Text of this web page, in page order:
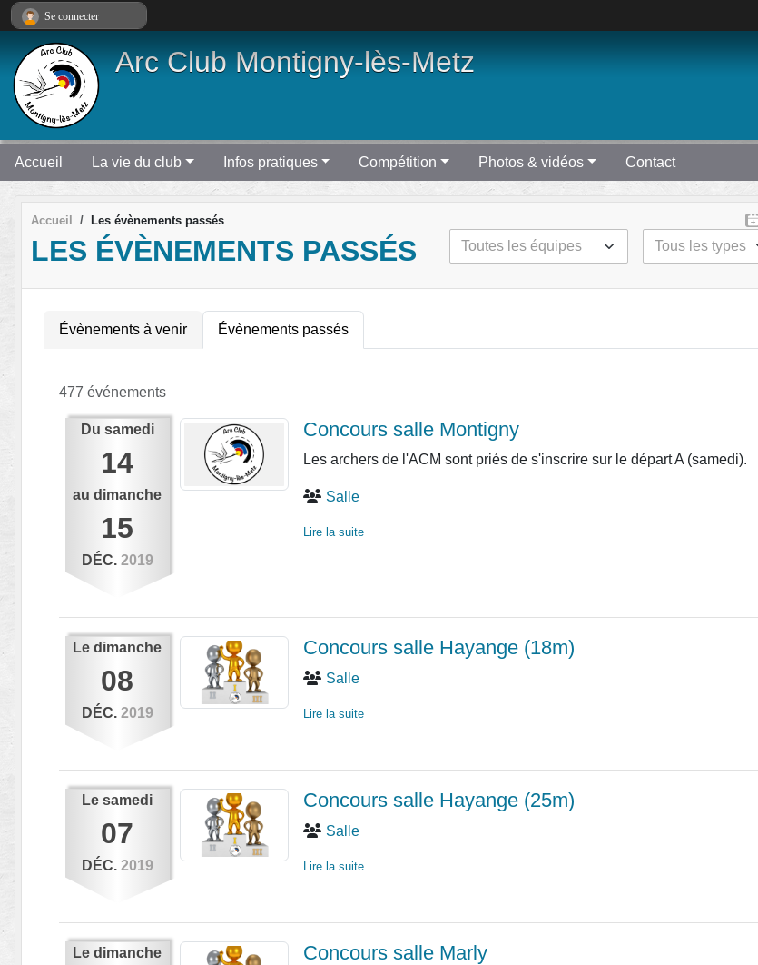
Arc Club Montigny-lès-Metz
Accueil La vie du club Infos pratiques Compétition Photos & vidéos Contact
Accueil Les évènements passés
LES ÉVÈNEMENTS PASSÉS
Évènements à venir Évènements passés
477 événements
Du samedi
14
audimanche
15
DÉC. 2019
Concours salle Montigny
Les archers de l'ACM sont priés de s'inscrire sur le départ A (samedi).
Salle
Lire la suite
Ledimanche
08
DÉC. 2019
Concours salle Hayange (18m)
Salle
Lire la suite
Lesamedi
07
DÉC. 2019
Concours salle Hayange (25m)
Salle
Lire la suite
Ledimanche Concours salle Marly
Se connecter
Panneau de gestion des cookies